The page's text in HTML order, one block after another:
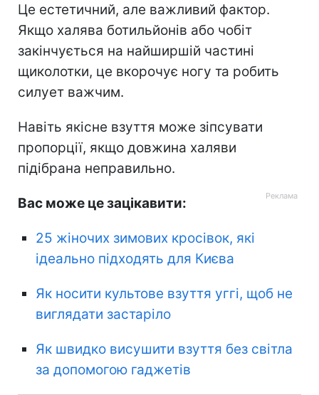
Це естетичний, але важливий фактор.
Якщо халява ботильйонів або чобіт
закінчується на найширшій частині
щиколотки, це вкорочує ногу та робить
силует важчим.
Навіть якісне взуття може зіпсувати
пропорції, якщо довжина халяви
підібрана неправильно.
Вас може це зацікавити:
25 жіночих зимових кросівок, які
ідеально підходять для Києва
Як носити культове взуття уггі, щоб не
виглядати застаріло
Як швидко висушити взуття без світла
за допомогою гаджетів